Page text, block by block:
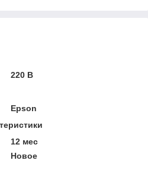
220 В
Epson
12 мес
Новое